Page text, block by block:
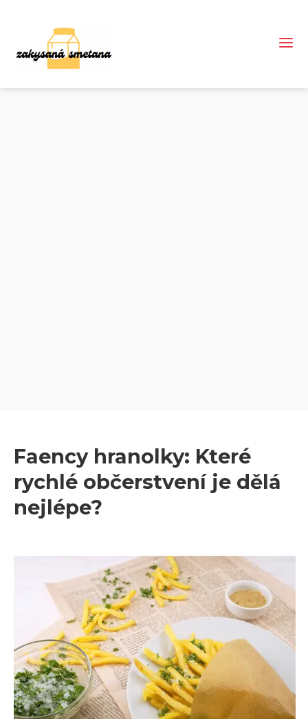
Faency hranolky: Které
rychlé občerstvení je dělá
nejlépe?